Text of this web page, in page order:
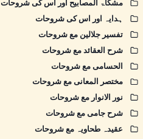
مشکاۃ المصابیح اور اس کی شروحات
ہدایہ اور اس کی شروحات
تفسیر جلالین مع شروحات
شرح العقائد مع شروحات
الحسامی مع شروحات
مختصر المعانی مع شروحات
نور الانوار مع شروحات
شرح جامی مع شروحات
عقیدہ طحاویہ مع شروحات